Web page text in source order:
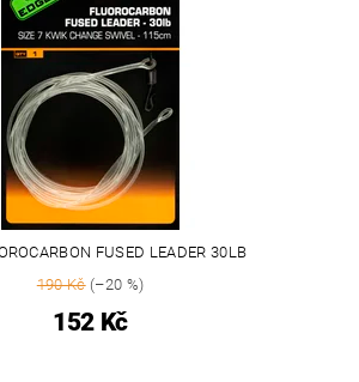
FUSED LEADER 30LB
190 Kč(–20 %)
152 Kč